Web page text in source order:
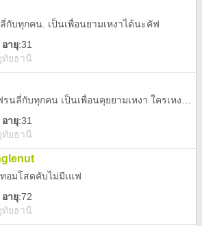
ลี่กับทุกคน. เป็นเพื่อนยามเหงาได้นะคัฟ
อายุ:31
ทัยธานี
อายุ:31
ทัยธานี
อมโสดคับไม่มีเแฟ
อายุ:72
ทัยธานี